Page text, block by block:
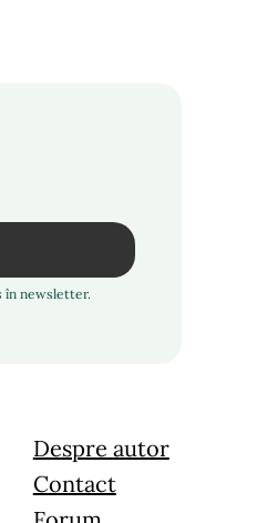
în newsletter.
Despre autor
Contact